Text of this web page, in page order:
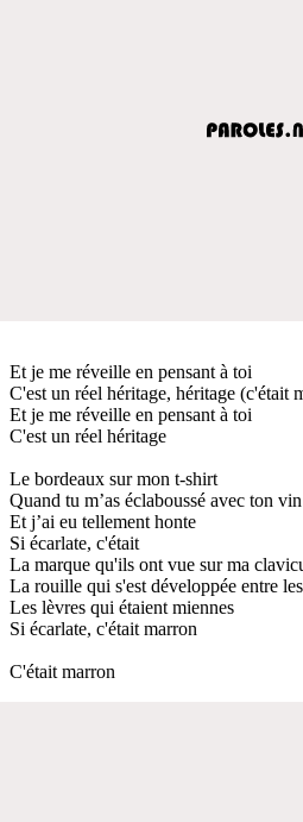
Et je me réveille en pensant à toi
C'est un réel héritage, héritage (c'était
Et je me réveille en pensant à toi
C'est un réel héritage
Le bordeaux sur mon t-shirt
Quand tu m’as éclaboussé avec ton vin
Et j’ai eu tellement honte
Si écarlate, c'était
La marque qu'ils ont vue sur ma
La rouille qui s'est développée entre
Les lèvres qui étaient miennes
Si écarlate, c'était marron
C'était marron